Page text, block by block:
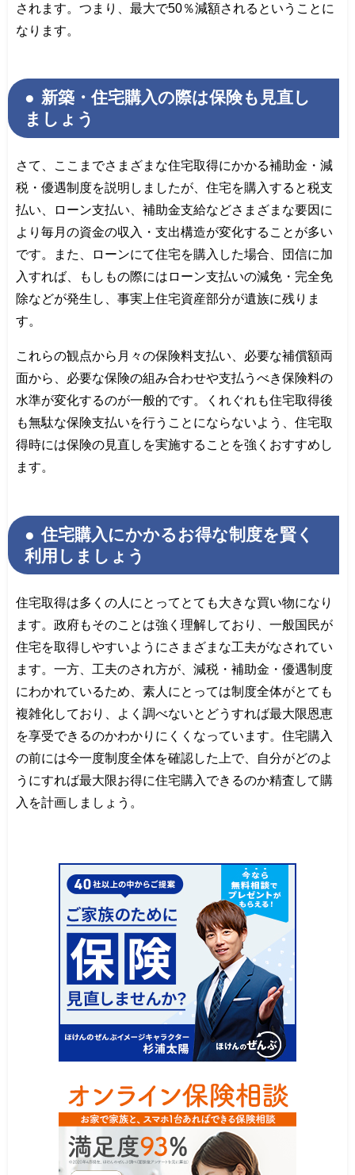
されます。つまり、最大で50％減額されるということに
なります。
新築・住宅購入の際は保険も見直し
ましょう
さて、ここまでさまざまな住宅取得にかかる補助金・減
税・優遇制度を説明しましたが、住宅を購入すると税支
払い、ローン支払い、補助金支給などさまざまな要因に
より毎月の資金の収入・支出構造が変化することが多い
です。また、ローンにて住宅を購入した場合、団信に加
入すれば、もしもの際にはローン支払いの減免・完全免
除などが発生し、事実上住宅資産部分が遺族に残りま
す。
これらの観点から月々の保険料支払い、必要な補償額両
面から、必要な保険の組み合わせや支払うべき保険料の
水準が変化するのが一般的です。くれぐれも住宅取得後
も無駄な保険支払いを行うことにならないよう、住宅取
得時には保険の見直しを実施することを強くおすすめし
ます。
住宅購入にかかるお得な制度を賢く
利用しましょう
住宅取得は多くの人にとってとても大きな買い物になり
ます。政府もそのことは強く理解しており、一般国民が
住宅を取得しやすいようにさまざまな工夫がなされてい
ます。一方、工夫のされ方が、減税・補助金・優遇制度
にわかれているため、素人にとっては制度全体がとても
複雑化しており、よく調べないとどうすれば最大限恩恵
を享受できるのかわかりにくくなっています。住宅購入
の前には今一度制度全体を確認した上で、自分がどのよ
うにすれば最大限お得に住宅購入できるのか精査して購
入を計画しましょう。